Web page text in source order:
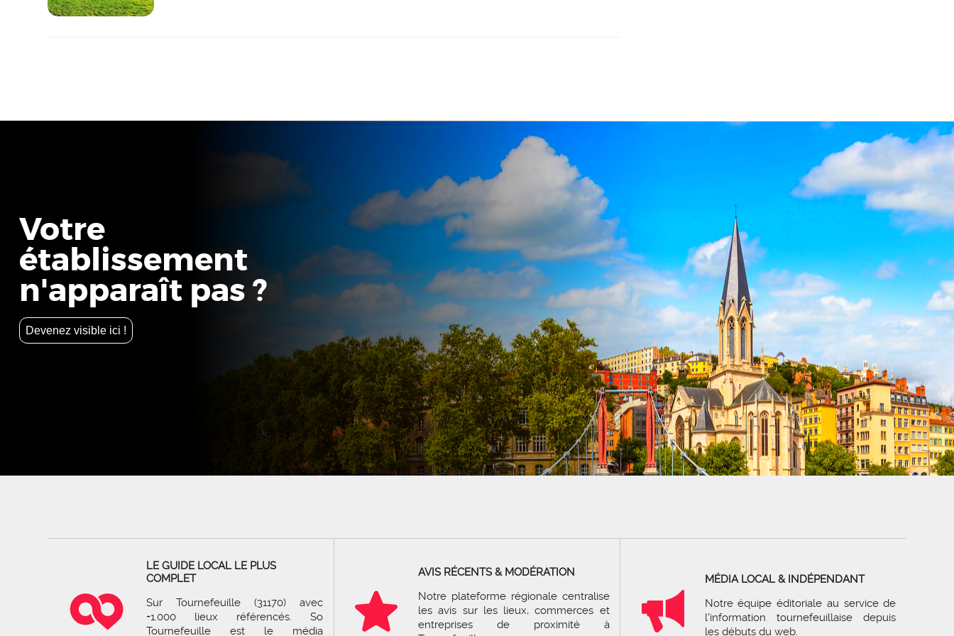
Votre
établissement
n'apparaît pas ?
Devenez visible ici !
LE GUIDE LOCAL LE PLUS
COMPLET
Sur Tournefeuille (31170) avec
+1.000 lieux référencés. So
Tournefeuille est le média
AVIS RÉCENTS & MODÉRATION
Notre plateforme régionale centralise
les avis sur les lieux, commerces et
entreprises de proximité à
MÉDIA LOCAL & INDÉPENDANT
Notre équipe éditoriale au service de
l'information tournefeuillaise depuis
les débuts du web.